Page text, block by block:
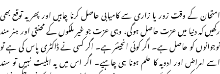
امتحان کے وقت زور یا زاری سے کامیابی حاصل کرنا چاہیں اور پھر یہ توقع بھی
رکھیں کہ دنیا میں عزت حاصل ہوگی، وہی عزت جو غیر ملکوں کے محنتی اور ہنر مند
نوجوانوں کو حاصل ہے۔ اگر کوئی انجینئر ہے۔ اگر کسی نے ڈاکٹری پاس کی ہے تو
اسے امراض اور ادویہ کا علم ہونا ہی چاہیے۔ اگر اس میں یہ اہلیت نہیں تو سند